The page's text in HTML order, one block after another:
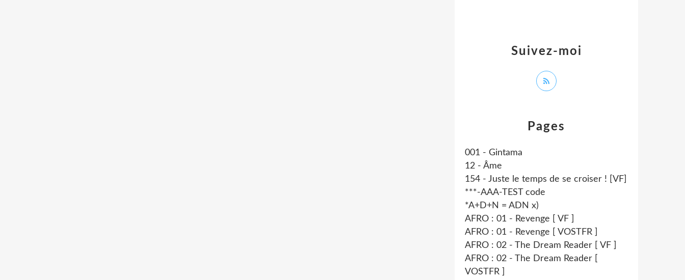
Pages
001 - Gintama
12 - Âme
154 - Juste le temps de se croiser ! [VF]
***-AAA-TEST code
*A+D+N = ADN x)
AFRO : 01 - Revenge [ VF ]
AFRO : 01 - Revenge [ VOSTFR ]
AFRO : 02 - The Dream Reader [ VF ]
AFRO : 02 - The Dream Reader [
VOSTFR ]
Suivez-moi